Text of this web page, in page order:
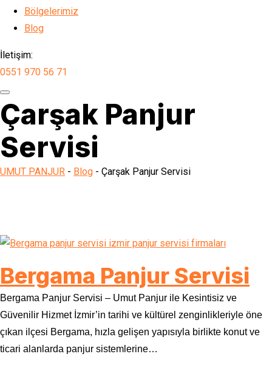
Bölgelerimiz
Blog
İletişim:
0551 970 56 71
Çarşak Panjur
Servisi
UMUT PANJUR - Blog - Çarşak Panjur Servisi
Bergama Panjur Servisi
Bergama Panjur Servisi – Umut Panjur ile Kesintisiz ve
Güvenilir Hizmet İzmir’in tarihi ve kültürel zenginlikleriyle öne
çıkan ilçesi Bergama, hızla gelişen yapısıyla birlikte konut ve
ticari alanlarda panjur sistemlerine…